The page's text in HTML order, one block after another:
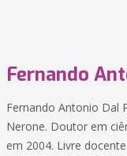
Fernando
Fernando Antonio Dal
Nerone. Doutor em
em 2004. Livre